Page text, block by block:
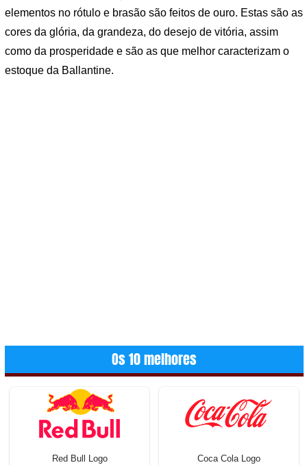
elementos no rótulo e brasão são feitos de ouro. Estas são as
cores da glória, da grandeza, do desejo de vitória, assim
como da prosperidade e são as que melhor caracterizam o
estoque da Ballantine.
Os 10 melhores
Red Bull Logo Coca Cola Logo